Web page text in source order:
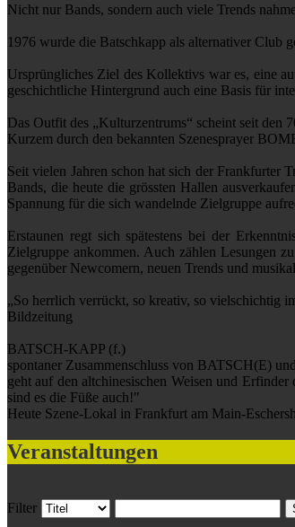
Nicht nur Bands, sondern auch viele Trends
1976 wurde die Batschkapp als alternativer Club
Ursprüngliches Ziel des Kollektivs war es, eine
geschichtliche Hintergrund auch eine Basis für
Das Outfit des „Kulturzentrums“ scheint seit den
Kurzem durch den bekannten Szenesprayer
Seit vielen Jahren schon hat sich der Frankfurter
Bands, die heute die grössten Hallen
Spannung für die sich wandelnde Zielgruppe
Erstaunen regt sich spätestens bei der
Zielgruppe ankommen. Auch zählen Lesungen
gegenüber Newcomern, neuen Trends und
„So herrlich verrückt, so kreativ, so vielschichtig
Bildzeitung
BATSCH-KAPP (f.)
spontaner Zusammenschluss von BATSCH(E)
geht auf den altchinesischen Weisen und
sind es die Füße auch!"
Heute Szene-Lokal in Frankfurt am Main-
Veranstaltungen
Filter